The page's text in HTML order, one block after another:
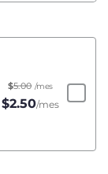
$5.00 /mes
$2.50/mes